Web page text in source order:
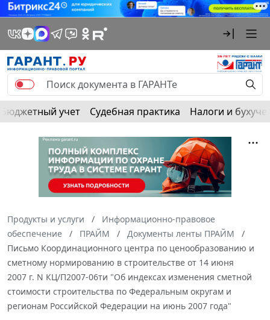
Бюджетный учет Судебная практика Налоги и
Продукты и услуги
Информационно-правовое
обеспечение
ПРАЙМ
Документы ленты ПРАЙМ
Письмо Координационного центра по ценообразованию и
сметному нормированию в строительстве от 14 июня
2007 г. N КЦ/П2007-06ти "Об индексах изменения сметной
стоимости строительства по Федеральным округам и
регионам Российской Федерации на июнь 2007 года"